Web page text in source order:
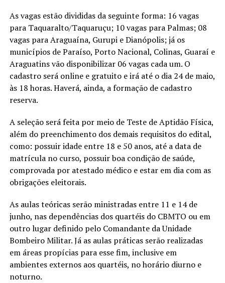
As vagas estão divididas da seguinte forma: 16 vagas
para Taquaralto/Taquaruçu; 10 vagas para Palmas; 08
vagas para Araguaína, Gurupi e Dianópolis; já os
municípios de Paraíso, Porto Nacional, Colinas, Guaraí e
Araguatins vão disponibilizar 06 vagas cada um. O
cadastro será online e gratuito e irá até o dia 24 de maio,
às 18 horas. Haverá, ainda, a formação de cadastro
reserva.
A seleção será feita por meio de Teste de Aptidão Física,
além do preenchimento dos demais requisitos do edital,
como: possuir idade entre 18 e 50 anos, até a data de
matrícula no curso, possuir boa condição de saúde,
comprovada por atestado médico e estar em dia com as
obrigações eleitorais.
As aulas teóricas serão ministradas entre 11 e 14 de
junho, nas dependências dos quartéis do CBMTO ou em
outro lugar definido pelo Comandante da Unidade
Bombeiro Militar. Já as aulas práticas serão realizadas
em áreas propícias para esse fim, inclusive em
ambientes externos aos quartéis, no horário diurno e
noturno.